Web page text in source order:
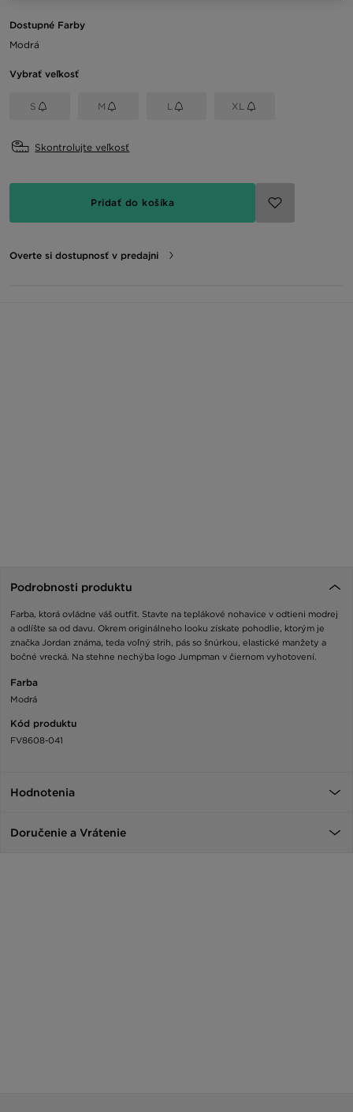
Dostupné Farby
Modrá
Vybrať veľkosť
S M L XL
Skontrolujte veľkosť
Pridať do košíka
Overte si dostupnosť v predajni
Podrobnosti produktu
Farba, ktorá ovládne váš outfit. Stavte na teplákové nohavice v odtieni modrej
a odlíšte sa od davu. Okrem originálneho looku získate pohodlie, ktorým je
značka Jordan známa, teda voľný strih, pás so šnúrkou, elastické manžety a
bočné vrecká. Na stehne nechýba logo Jumpman v čiernom vyhotovení.
Farba
Modrá
Kód produktu
FV8608-041
Hodnotenia
Doručenie a Vrátenie